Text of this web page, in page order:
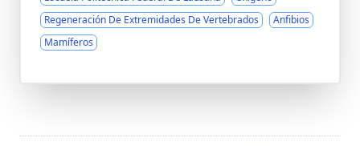
Regeneración De Extremidades De Vertebrados
Anfibios
Mamíferos